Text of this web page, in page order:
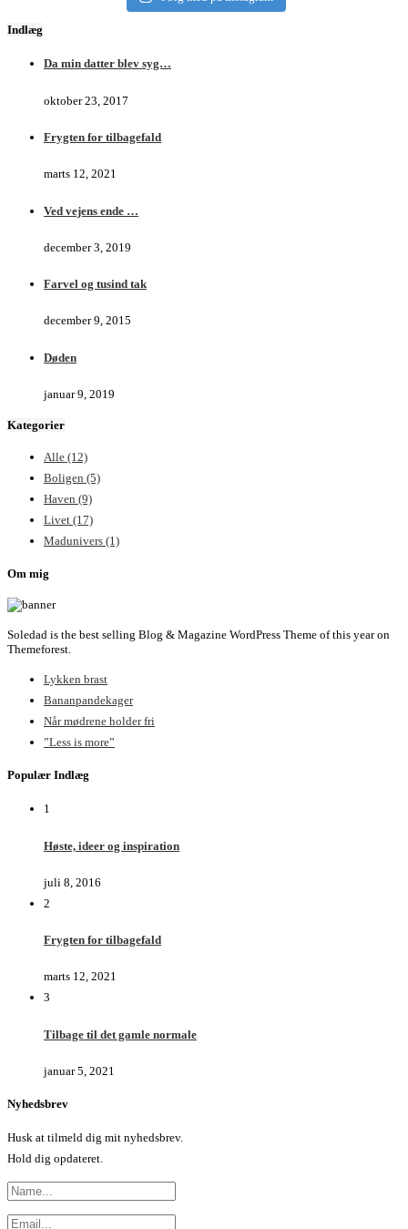
Indlæg
Da min datter blev syg…
oktober 23, 2017
Frygten for tilbagefald
marts 12, 2021
Ved vejens ende …
december 3, 2019
Farvel og tusind tak
december 9, 2015
Døden
januar 9, 2019
Kategorier
Alle (12)
Boligen (5)
Haven (9)
Livet (17)
Madunivers (1)
Om mig
Soledad is the best selling Blog & Magazine WordPress Theme of this year on
Themeforest.
Lykken brast
Bananpandekager
Når mødrene holder fri
”Less is more”
Populær Indlæg
1
Høste, ideer og inspiration
juli 8, 2016
2
Frygten for tilbagefald
marts 12, 2021
3
Tilbage til det gamle normale
januar 5, 2021
Nyhedsbrev
Husk at tilmeld dig mit nyhedsbrev.
Hold dig opdateret.